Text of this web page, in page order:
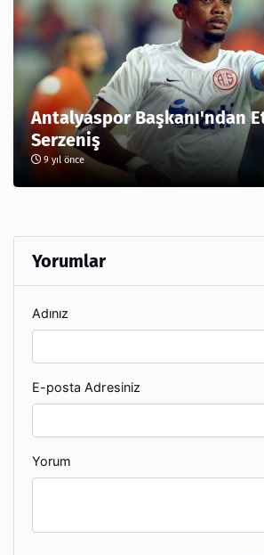
Antalyaspor Başkanı'ndan
Serzeniş
9 yıl önce
Yorumlar
Adınız
E-posta Adresiniz
Yorum